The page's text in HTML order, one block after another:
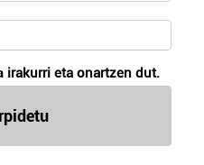
irakurri eta onartzen dut.